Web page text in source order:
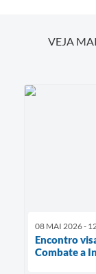
VEJA
08 MAI 2026 -
Encontro
Combate a